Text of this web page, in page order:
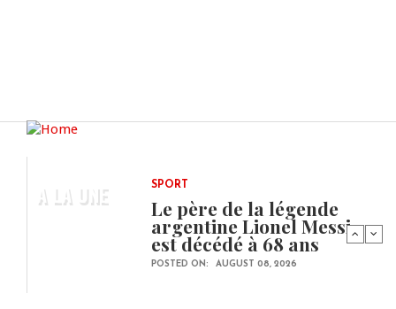
A LA UNE SPORT
Le père de la légende
argentine Lionel Messi
est décédé à 68 ans
POSTED ON: AUGUST 08, 2026